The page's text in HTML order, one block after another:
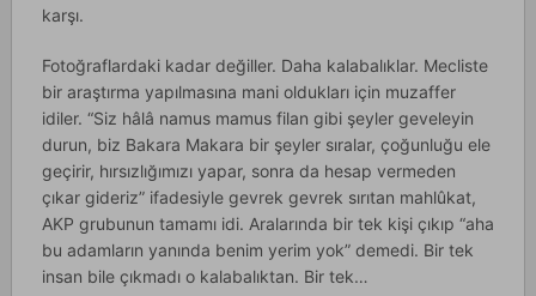
karşı.
Fotoğraflardaki kadar değiller. Daha kalabalıklar. Mecliste
bir araştırma yapılmasına mani oldukları için muzaffer
idiler. “Siz hâlâ namus mamus filan gibi şeyler geveleyin
durun, biz Bakara Makara bir şeyler sıralar, çoğunluğu ele
geçirir, hırsızlığımızı yapar, sonra da hesap vermeden
çıkar gideriz” ifadesiyle gevrek gevrek sırıtan mahlûkat,
AKP grubunun tamamı idi. Aralarında bir tek kişi çıkıp “aha
bu adamların yanında benim yerim yok” demedi. Bir tek
insan bile çıkmadı o kalabalıktan. Bir tek…